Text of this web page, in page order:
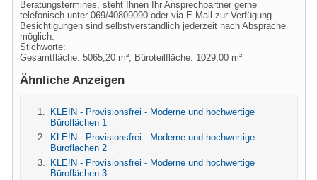
Beratungstermines, steht Ihnen Ihr Ansprechpartner gerne
telefonisch unter 069/40809090 oder via E-Mail zur Verfügung.
Besichtigungen sind selbstverständlich jederzeit nach Absprache
möglich.
Stichworte:
Gesamtfläche: 5065,20 m², Büroteilfläche: 1029,00 m²
Ähnliche Anzeigen
KLE!N - Provisionsfrei - Moderne und hochwertige
Büroflächen 1
KLE!N - Provisionsfrei - Moderne und hochwertige
Büroflächen 2
KLE!N - Provisionsfrei - Moderne und hochwertige
Büroflächen 3